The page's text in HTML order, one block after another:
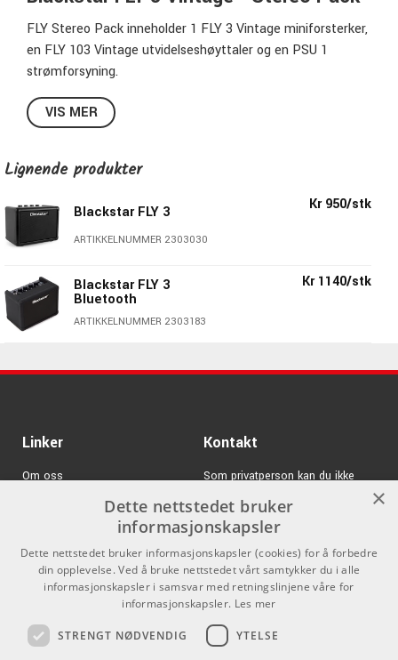
FLY Stereo Pack inneholder 1 FLY 3 Vintage miniforsterker,
en FLY 103 Vintage utvidelseshøyttaler og en PSU 1
strømforsyning.
Sammen blir dette et par kule stereohøyttalere med totalt
6 W til å spille gitar i, ha som datahøyttalere eller til å lytte
Spesifikasjoner:
6W stereo
Sort finish
Blackstar - En lysende stjerne på
forsterkerhimmelen
VIS MER
Lignende produkter
Blackstar FLY 3
ARTIKKELNUMMER 2303030
Kr 950/stk
Blackstar FLY 3
Bluetooth
ARTIKKELNUMMER 2303183
Kr 1140/stk
Linker
Om oss
GDPR & Cookies
Kontakt
Som privatperson kan du ikke
kjøpe på denne nettsiden, alt salg
skjer gjennom våre forhandlere.
info@emnordic.no
×
Dette nettstedet bruker
informasjonskapsler
Dette nettstedet bruker informasjonskapsler (cookies) for å forbedre
din opplevelse. Ved å bruke nettstedet vårt samtykker du i alle
informasjonskapsler i samsvar med retningslinjene våre for
informasjonskapsler. Les mer
STRENGT NØDVENDIG YTELSE